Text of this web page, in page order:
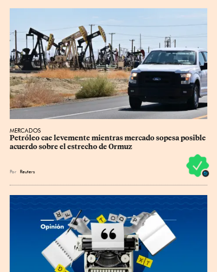
MERCADOS
Petróleo cae levemente mientras mercado sopesa posible
acuerdo sobre el estrecho de Ormuz
Por Reuters